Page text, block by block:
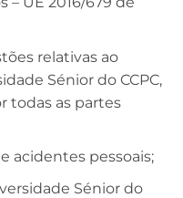
relativas ao
Sénior do CCPC,
todas as partes
acidentes pessoais;
Sénior do